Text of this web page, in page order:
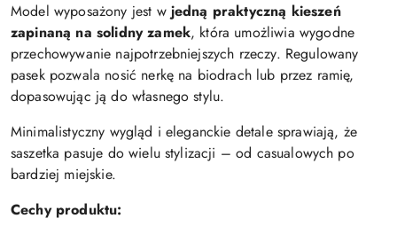
Model wyposażony jest w jedną praktyczną kieszeń
zapinaną na solidny zamek, która umożliwia wygodne
przechowywanie najpotrzebniejszych rzeczy. Regulowany
pasek pozwala nosić nerkę na biodrach lub przez ramię,
dopasowując ją do własnego stylu.
Minimalistyczny wygląd i eleganckie detale sprawiają, że
saszetka pasuje do wielu stylizacji – od casualowych po
bardziej miejskie.
Cechy produktu: